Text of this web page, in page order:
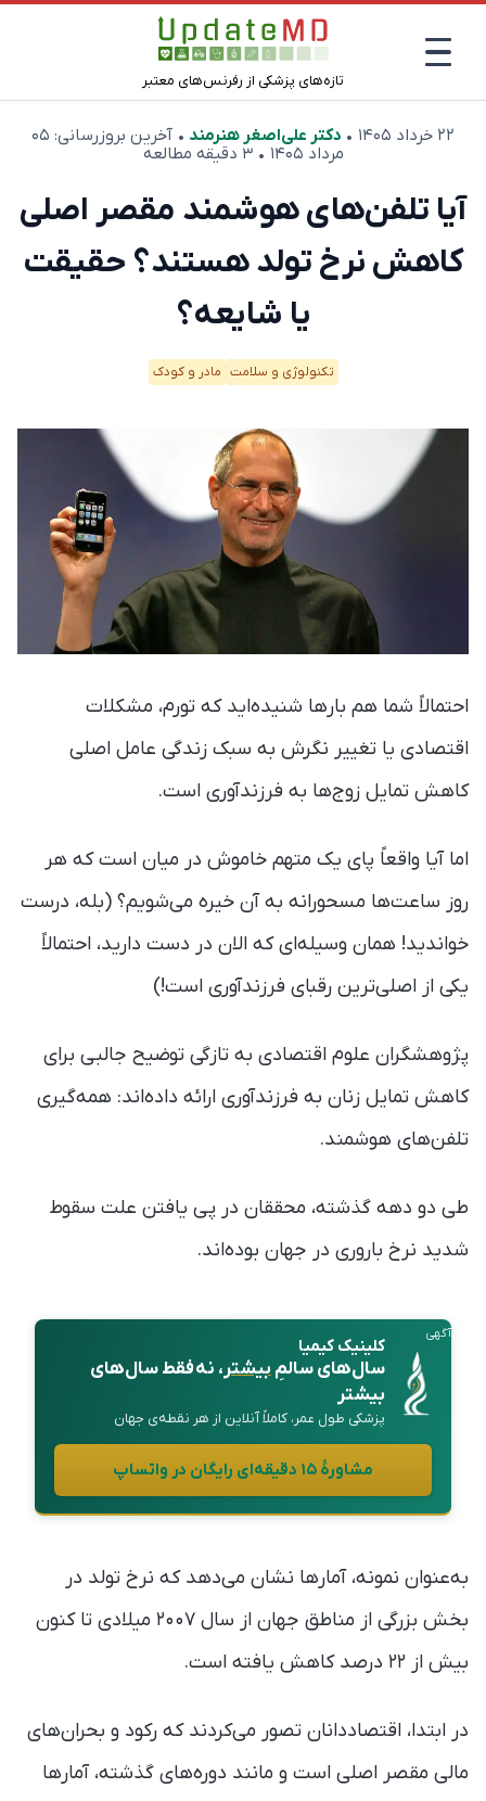
تازه‌های پزشکی از رفرنس‌های معتبر
۲۲ خرداد ۱۴۰۵ • دکتر علی‌اصغر هنرمند • آخرین بروزرسانی: ۰۵
مرداد ۱۴۰۵
• ۳ دقیقه مطالعه
آیا تلفن‌های هوشمند مقصر اصلی
کاهش نرخ تولد هستند؟ حقیقت
یا شایعه؟
تکنولوژی و سلامت مادر و کودک
احتمالاً شما هم بارها شنیده‌اید که تورم، مشکلات
اقتصادی یا تغییر نگرش به سبک زندگی عامل اصلی
کاهش تمایل زوج‌ها به فرزندآوری است.
اما آیا واقعاً پای یک متهم خاموش در میان است که هر
روز ساعت‌ها مسحورانه به آن خیره می‌شویم؟ (بله، درست
خواندید! همان وسیله‌ای که الان در دست دارید، احتمالاً
یکی از اصلی‌ترین رقبای فرزندآوری است!)
پژوهشگران علوم اقتصادی به تازگی توضیح جالبی برای
کاهش تمایل زنان به فرزندآوری ارائه داده‌اند: همه‌گیری
تلفن‌های هوشمند.
طی دو دهه گذشته، محققان در پی یافتن علت سقوط
شدید نرخ باروری در جهان بوده‌اند.
آگهی
کلینیک کیمیا
سال‌های سالمِبیشتر، نه فقط سال‌های
بیشتر
پزشکی طول عمر، کاملاً آنلاین از هر نقطه‌ی جهان
مشاورهٔ ۱۵ دقیقه‌ای رایگان در واتساپ
به‌عنوان نمونه، آمارها نشان می‌دهد که نرخ تولد در
بخش بزرگی از مناطق جهان از سال ۲۰۰۷ میلادی تا کنون
بیش از ۲۲ درصد کاهش یافته است.
در ابتدا، اقتصاددانان تصور می‌کردند که رکود و بحران‌های
مالی مقصر اصلی است و مانند دوره‌های گذشته، آمارها